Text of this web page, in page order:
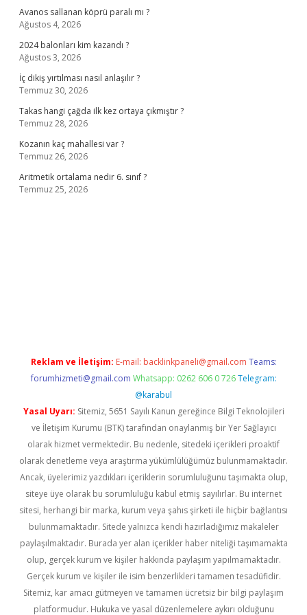
Avanos sallanan köprü paralı mı ?
Ağustos 4, 2026
2024 balonları kim kazandı ?
Ağustos 3, 2026
İç dikiş yırtılması nasıl anlaşılır ?
Temmuz 30, 2026
Takas hangi çağda ilk kez ortaya çıkmıştır ?
Temmuz 28, 2026
Kozanın kaç mahallesi var ?
Temmuz 26, 2026
Aritmetik ortalama nedir 6. sınıf ?
Temmuz 25, 2026
Reklam ve İletişim: E-mail: backlinkpaneli@gmail.com Teams:
forumhizmeti@gmail.com Whatsapp: 0262 606 0 726 Telegram:
@karabul
Yasal Uyarı: Sitemiz, 5651 Sayılı Kanun gereğince Bilgi Teknolojileri
ve İletişim Kurumu (BTK) tarafından onaylanmış bir Yer Sağlayıcı
olarak hizmet vermektedir. Bu nedenle, sitedeki içerikleri proaktif
olarak denetleme veya araştırma yükümlülüğümüz bulunmamaktadır.
Ancak, üyelerimiz yazdıkları içeriklerin sorumluluğunu taşımakta olup,
siteye üye olarak bu sorumluluğu kabul etmiş sayılırlar. Bu internet
sitesi, herhangi bir marka, kurum veya şahıs şirketi ile hiçbir bağlantısı
bulunmamaktadır. Sitede yalnızca kendi hazırladığımız makaleler
paylaşılmaktadır. Burada yer alan içerikler haber niteliği taşımamakta
olup, gerçek kurum ve kişiler hakkında paylaşım yapılmamaktadır.
Gerçek kurum ve kişiler ile isim benzerlikleri tamamen tesadüfidir.
Sitemiz, kar amacı gütmeyen ve tamamen ücretsiz bir bilgi paylaşım
platformudur. Hukuka ve yasal düzenlemelere aykırı olduğunu